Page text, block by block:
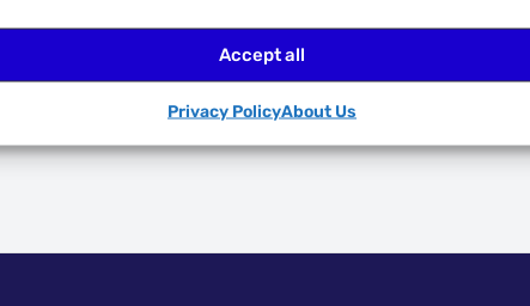
Accept all
Privacy PolicyAbout Us